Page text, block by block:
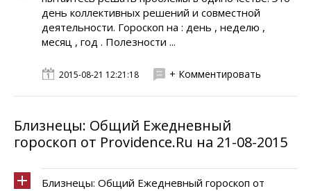
день коллективных решений и совместной
деятельности. Гороскоп на : день , неделю ,
месяц , год . Полезности ...
2015-08-21 12:21:18 + Комментировать
Близнецы: Общий Ежедневный
гороскоп от Providence.Ru на 21-08-2015
Близнецы: Общий Ежедневный гороскоп от